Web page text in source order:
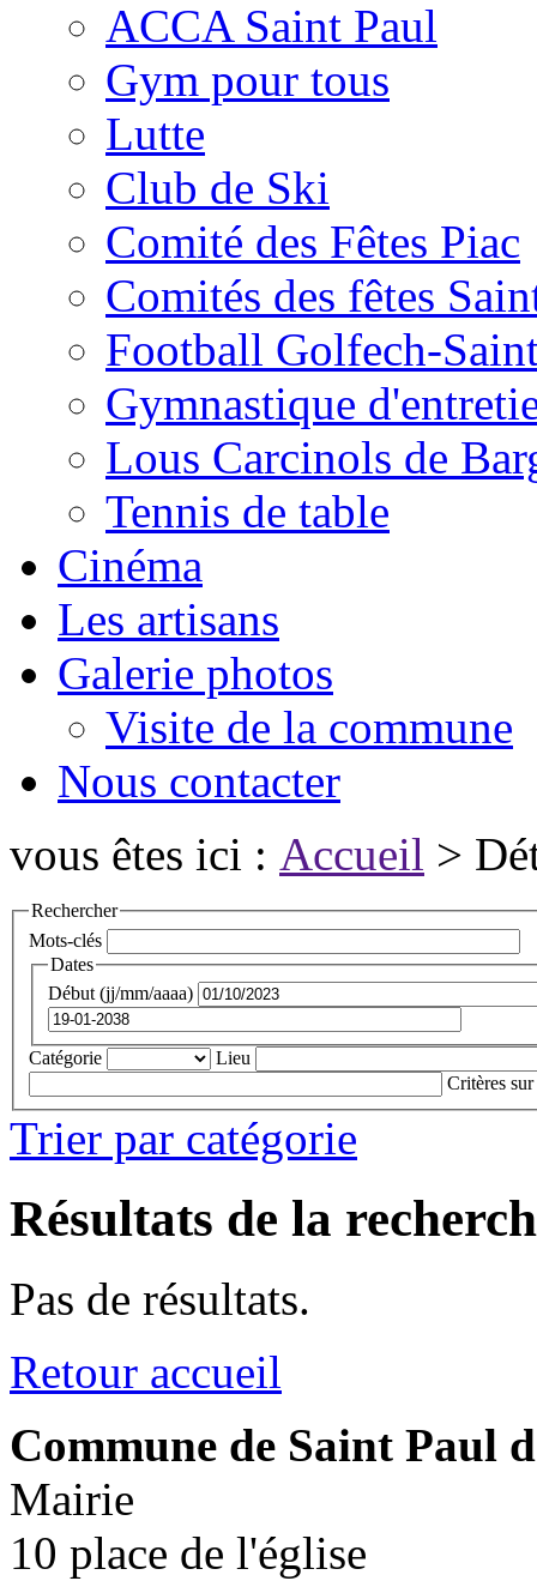
ACCA Saint Paul
Gym pour tous
Lutte
Club de Ski
Comité des Fêtes Piac
Comités des fêtes
Football Golfech-
Gymnastique
Lous Carcinols de
Tennis de table
Cinéma
Les artisans
Galerie photos
Visite de la commune
Nous contacter
vous êtes ici : Accueil >
Rechercher
Mots-clés
Dates
Début (jj/mm/aaaa)
Catégorie
Lieu
Critères sur
Trier par catégorie
Résultats de la
Pas de résultats.
Retour accueil
Commune de Saint Paul
Mairie
10 place de l'église